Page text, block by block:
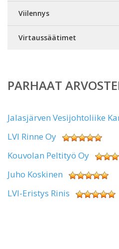
Viilennys
Virtaussäätimet
PARHAAT
Jalasjärven Vesijohtoliike
LVI Rinne Oy
Kouvolan Peltityö Oy
Juho Koskinen
LVI-Eristys Rinis